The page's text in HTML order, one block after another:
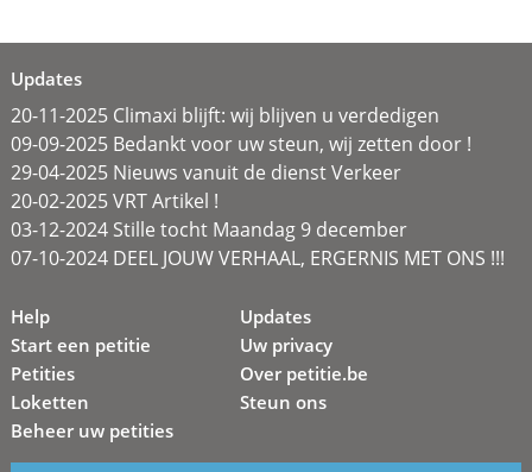
Updates
20-11-2025 Climaxi blijft: wij blijven u verdedigen
09-09-2025 Bedankt voor uw steun, wij zetten door !
29-04-2025 Nieuws vanuit de dienst Verkeer
20-02-2025 VRT Artikel !
03-12-2024 Stille tocht Maandag 9 december
07-10-2024 DEEL JOUW VERHAAL, ERGERNIS MET ONS !!!
Help
Start een petitie
Petities
Loketten
Beheer uw petities
Updates
Uw privacy
Over petitie.be
Steun ons